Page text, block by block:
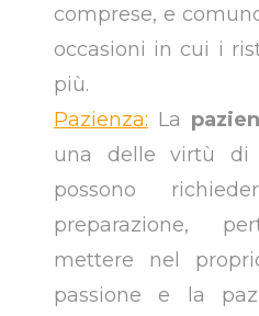
comprese, e
occasioni in cui i
più.
Pazienza: La
una delle virtù di
possono
preparazione,
mettere nel
passione e la